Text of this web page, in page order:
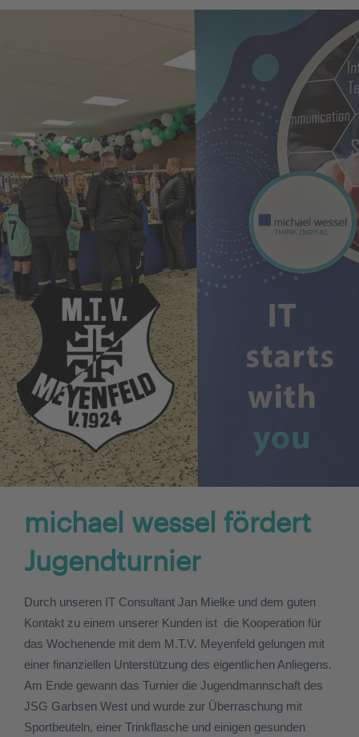
michael wessel fördert
Jugendturnier
Durch unseren IT Consultant Jan Mielke und dem guten
Kontakt zu einem unserer Kunden ist die Kooperation für
das Wochenende mit dem M.T.V. Meyenfeld gelungen mit
einer finanziellen Unterstützung des eigentlichen Anliegens.
Am Ende gewann das Turnier die Jugendmannschaft des
JSG Garbsen West und wurde zur Überraschung mit
Sportbeuteln, einer Trinkflasche und einigen gesunden